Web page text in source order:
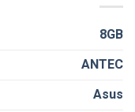
8GB
ANTEC
Asus